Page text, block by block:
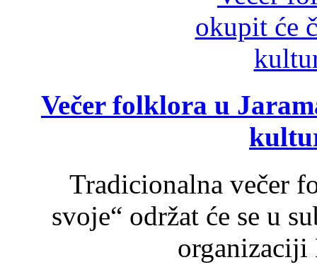
Večer folklora u
Tradicionalna večer
svoje“ održat će se u
organizaciji